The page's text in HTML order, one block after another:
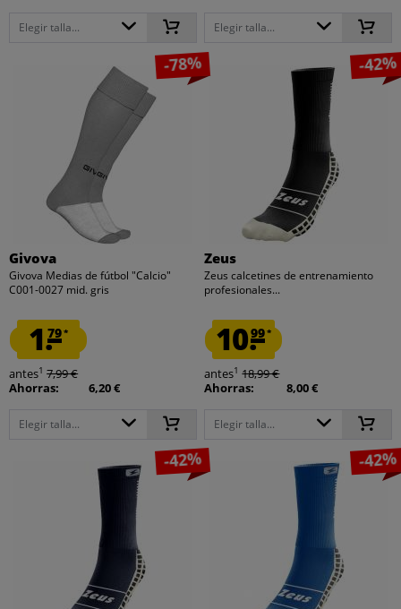
Elegir talla... Elegir talla...
-78%
Givova
Givova Medias de fútbol "Calcio"
C001-0027 mid. gris
1.79*
antes1 7,99 €
Ahorras:
6,20 €
Elegir talla...
-42%
Zeus
Zeus calcetines de entrenamiento
profesionales...
10.99*
antes1 18,99 €
Ahorras:
8,00 €
Elegir talla...
-42% -42%